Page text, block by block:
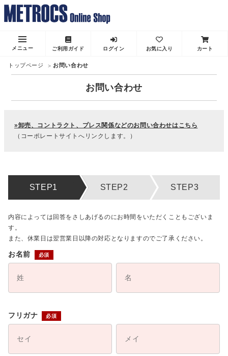
メニュー ご利用ガイド ログイン お気に入り カート
トップページ お問い合わせ
お問い合わせ
»卸売、コントラクト、プレス関係などのお問い合わせはこちら
（コーポレートサイトへリンクします。）
内容によっては回答をさしあげるのにお時間をいただくこともございま
す。
また、休業日は翌営業日以降の対応となりますのでご了承ください。
お名前
フリガナ